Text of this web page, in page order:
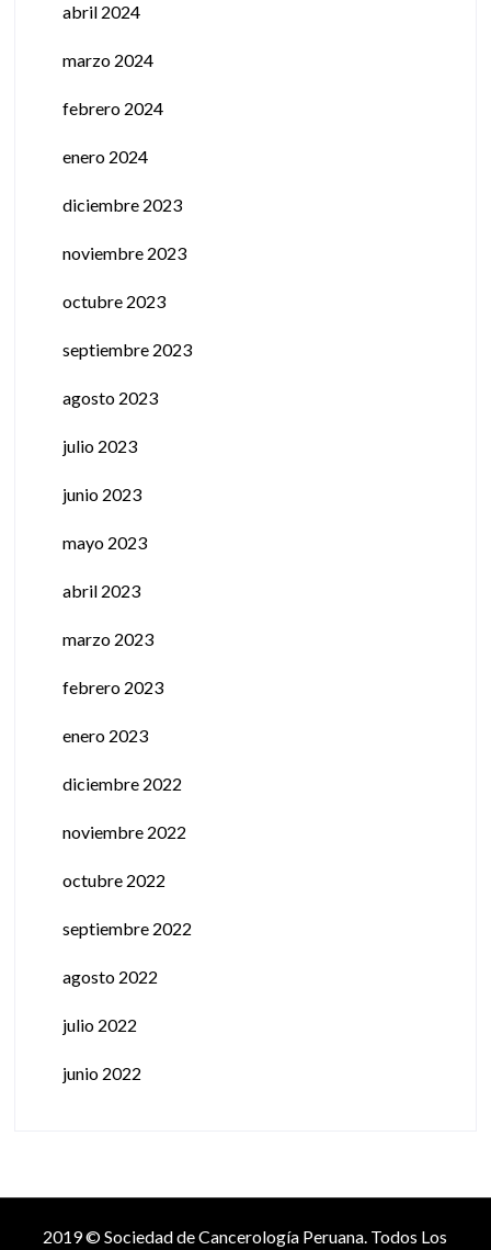
abril 2024
marzo 2024
febrero 2024
enero 2024
diciembre 2023
noviembre 2023
octubre 2023
septiembre 2023
agosto 2023
julio 2023
junio 2023
mayo 2023
abril 2023
marzo 2023
febrero 2023
enero 2023
diciembre 2022
noviembre 2022
octubre 2022
septiembre 2022
agosto 2022
julio 2022
junio 2022
2019 © Sociedad de Cancerología Peruana. Todos Los